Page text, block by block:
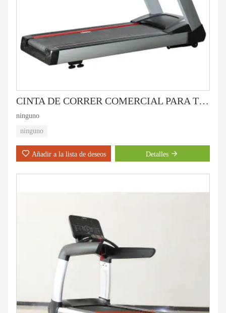
CINTA DE CORRER COMERCIAL PARA TRABAJO PESADO HC-9000
ninguno
ninguno
Añadir a la lista de deseos Detalles